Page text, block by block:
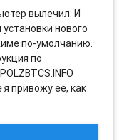
вылечил. И
нового
по-умолчанию.
по
привожу ее, как